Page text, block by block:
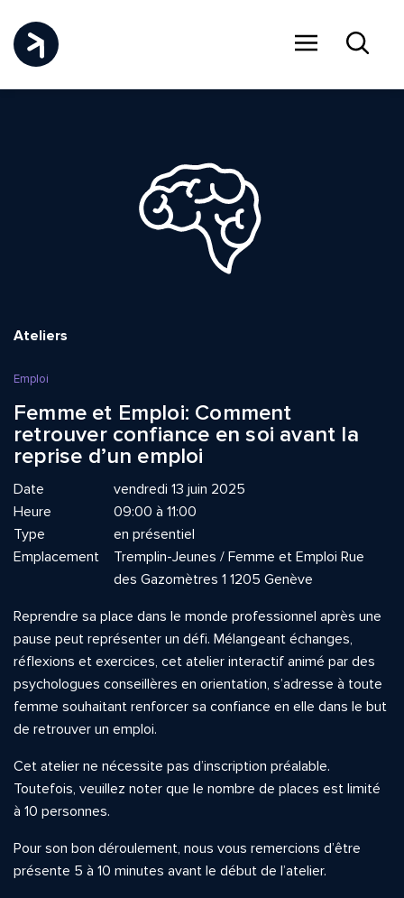
Ateliers
Emploi
Femme et Emploi: Comment
retrouver confiance en soi avant la
reprise d’un emploi
Date
vendredi 13 juin 2025
Heure
09:00 à 11:00
Type
en présentiel
Emplacement
Tremplin-Jeunes / Femme et Emploi Rue
des Gazomètres 1 1205 Genève
Reprendre sa place dans le monde professionnel après une
pause peut représenter un défi. Mélangeant échanges,
réflexions et exercices, cet atelier interactif animé par des
psychologues conseillères en orientation, s’adresse à toute
femme souhaitant renforcer sa confiance en elle dans le but
de retrouver un emploi.
Cet atelier ne nécessite pas d’inscription préalable.
Toutefois, veuillez noter que le nombre de places est limité
à 10 personnes.
Pour son bon déroulement, nous vous remercions d’être
présente 5 à 10 minutes avant le début de l’atelier.